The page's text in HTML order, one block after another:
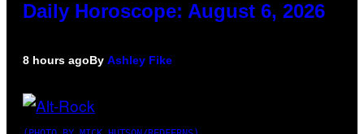
Daily Horoscope: August 6, 2026
8 hours agoBy Ashley Fike